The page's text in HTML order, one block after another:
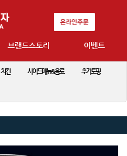
치킨 사이드메뉴&음료 추가토핑
브랜드스토리 이벤트